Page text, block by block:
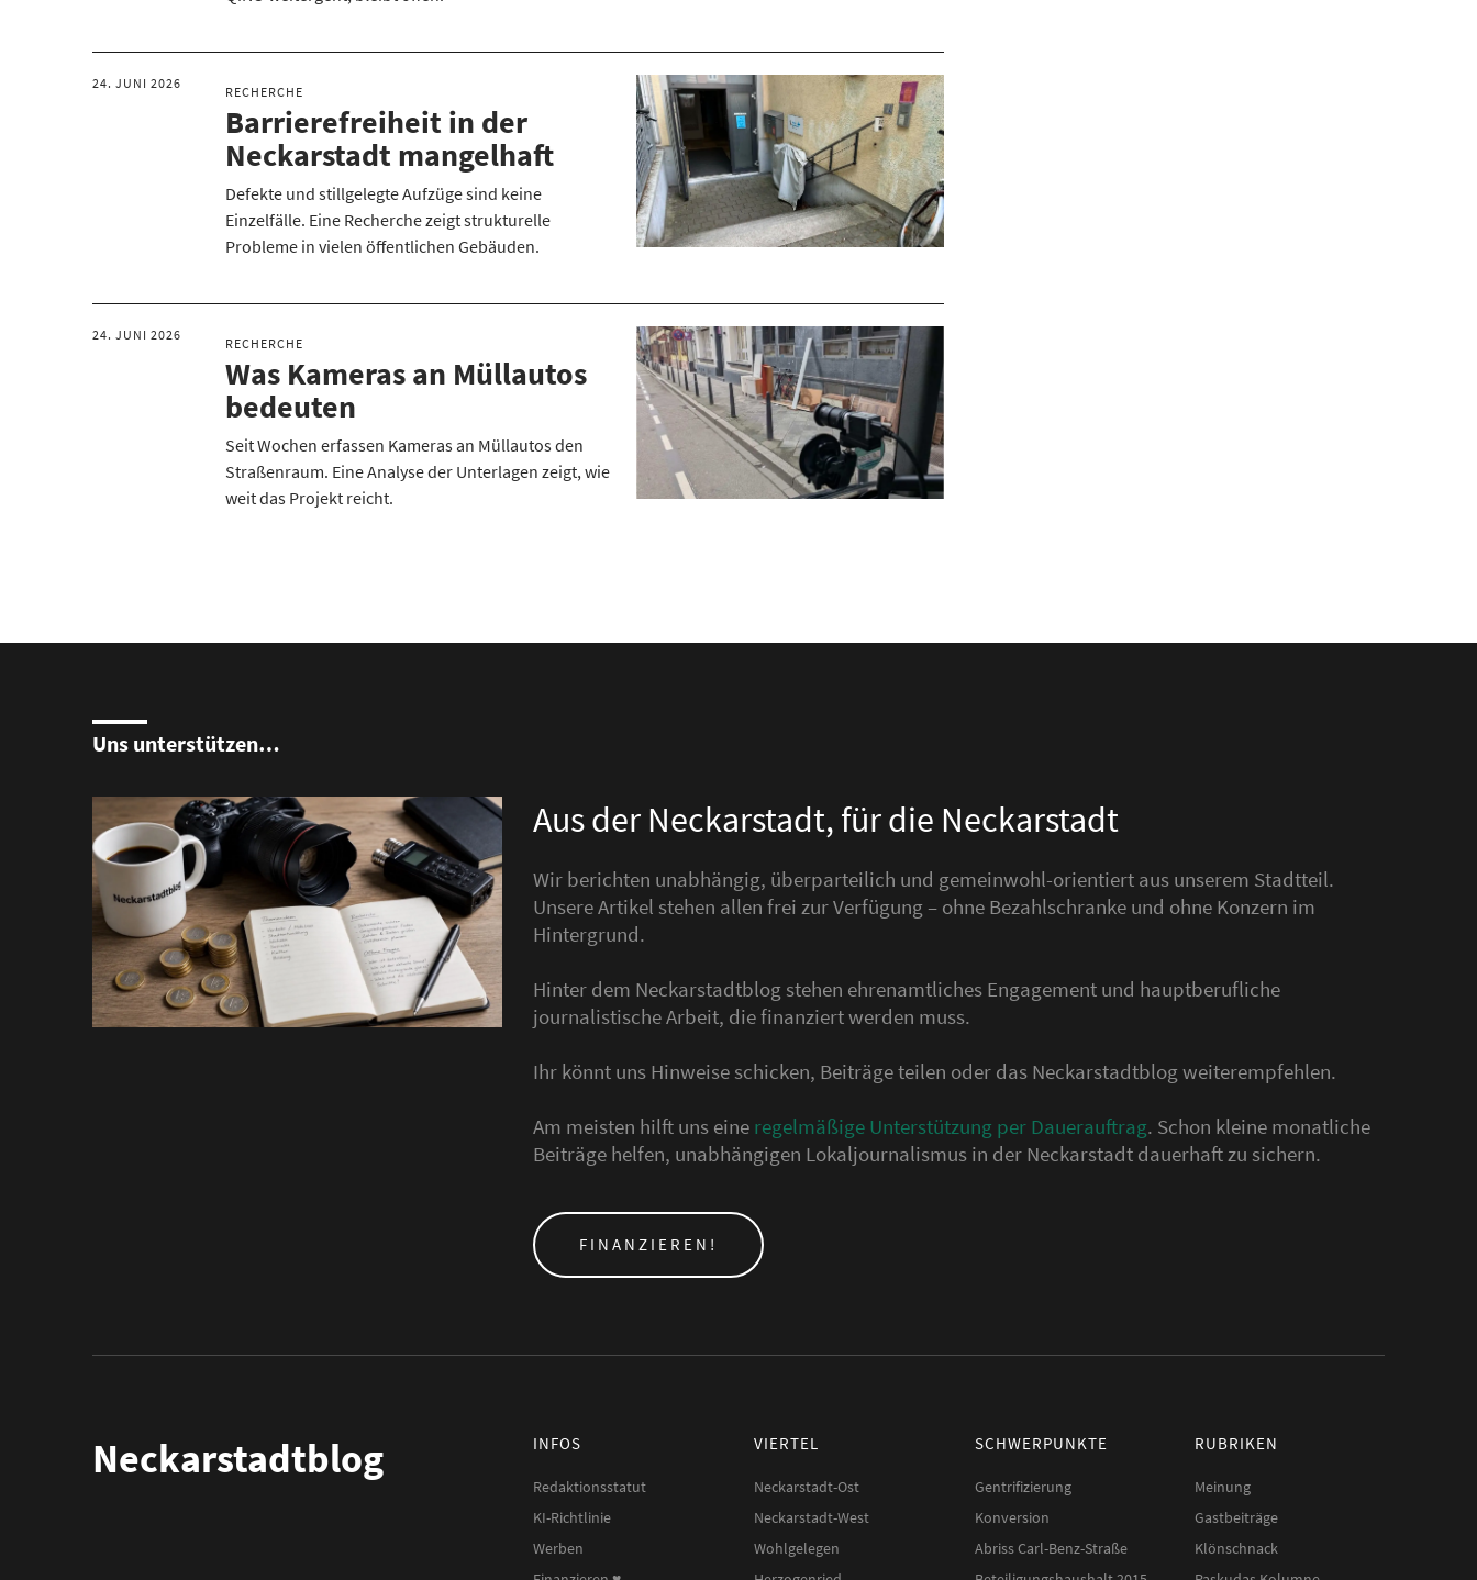
24. JUNI 2026
RECHERCHE
Barrierefreiheit in der
Neckarstadt mangelhaft
Defekte und stillgelegte Aufzüge sind keine
Einzelfälle. Eine Recherche zeigt strukturelle
Probleme in vielen öffentlichen Gebäuden.
24. JUNI 2026
RECHERCHE
Was Kameras an Müllautos
bedeuten
Seit Wochen erfassen Kameras an Müllautos den
Straßenraum. Eine Analyse der Unterlagen zeigt, wie
weit das Projekt reicht.
Uns unterstützen…
Aus der Neckarstadt, für die Neckarstadt
Wir berichten unabhängig, überparteilich und gemeinwohl-orientiert aus unserem Stadtteil.
Unsere Artikel stehen allen frei zur Verfügung – ohne Bezahlschranke und ohne Konzern im
Hintergrund.
Hinter dem Neckarstadtblog stehen ehrenamtliches Engagement und hauptberufliche
journalistische Arbeit, die finanziert werden muss.
Ihr könnt uns Hinweise schicken, Beiträge teilen oder das Neckarstadtblog weiterempfehlen.
Am meisten hilft uns eine regelmäßige Unterstützung per Dauerauftrag. Schon kleine monatliche
Beiträge helfen, unabhängigen Lokaljournalismus in der Neckarstadt dauerhaft zu sichern.
FINANZIEREN!
Neckarstadtblog INFOS
Redaktionsstatut
KI-Richtlinie
Werben
VIERTEL
Neckarstadt-Ost
Neckarstadt-West
Wohlgelegen
SCHWERPUNKTE
Gentrifizierung
Konversion
Abriss Carl-Benz-Straße
RUBRIKEN
Meinung
Gastbeiträge
Klönschnack